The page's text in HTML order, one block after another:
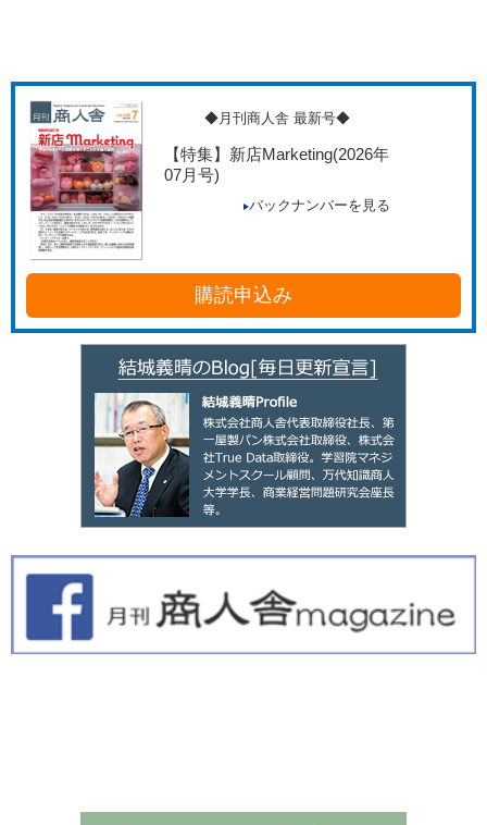
◆月刊商人舎 最新号◆
【特集】新店Marketing(2026年
07月号)
バックナンバーを見る
購読申込み